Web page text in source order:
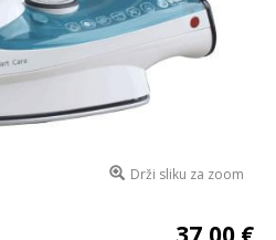
Drži sliku za zoom